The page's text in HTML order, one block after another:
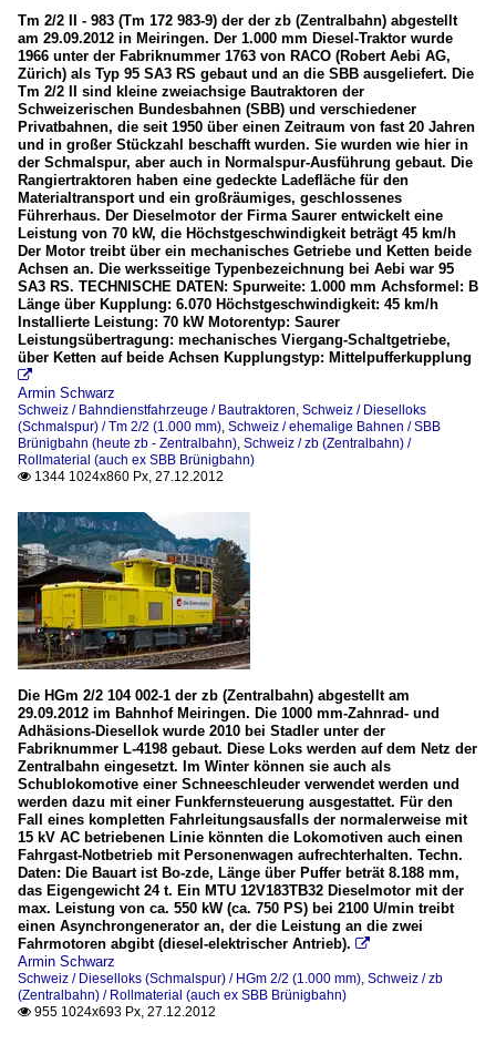
Tm 2/2 II - 983 (Tm 172 983-9) der der zb (Zentralbahn) abgestellt
am 29.09.2012 in Meiringen. Der 1.000 mm Diesel-Traktor wurde
1966 unter der Fabriknummer 1763 von RACO (Robert Aebi AG,
Zürich) als Typ 95 SA3 RS gebaut und an die SBB ausgeliefert. Die
Tm 2/2 II sind kleine zweiachsige Bautraktoren der
Schweizerischen Bundesbahnen (SBB) und verschiedener
Privatbahnen, die seit 1950 über einen Zeitraum von fast 20 Jahren
und in großer Stückzahl beschafft wurden. Sie wurden wie hier in
der Schmalspur, aber auch in Normalspur-Ausführung gebaut. Die
Rangiertraktoren haben eine gedeckte Ladefläche für den
Materialtransport und ein großräumiges, geschlossenes
Führerhaus. Der Dieselmotor der Firma Saurer entwickelt eine
Leistung von 70 kW, die Höchstgeschwindigkeit beträgt 45 km/h
Der Motor treibt über ein mechanisches Getriebe und Ketten beide
Achsen an. Die werksseitige Typenbezeichnung bei Aebi war 95
SA3 RS. TECHNISCHE DATEN: Spurweite: 1.000 mm Achsformel: B
Länge über Kupplung: 6.070 Höchstgeschwindigkeit: 45 km/h
Installierte Leistung: 70 kW Motorentyp: Saurer
Leistungsübertragung: mechanisches Viergang-Schaltgetriebe,
über Ketten auf beide Achsen Kupplungstyp: Mittelpufferkupplung

Armin Schwarz
Schweiz / Bahndienstfahrzeuge / Bautraktoren Schweiz / Dieselloks
(Schmalspur) / Tm 2/2 (1.000 mm) Schweiz / ehemalige Bahnen / SBB
Brünigbahn (heute zb - Zentralbahn) Schweiz / zb (Zentralbahn) /
Rollmaterial (auch ex SBB Brünigbahn)
 1344 1024x860 Px, 27.12.2012
Die HGm 2/2 104 002-1 der zb (Zentralbahn) abgestellt am
29.09.2012 im Bahnhof Meiringen. Die 1000 mm-Zahnrad- und
Adhäsions-Diesellok wurde 2010 bei Stadler unter der
Fabriknummer L-4198 gebaut. Diese Loks werden auf dem Netz der
Zentralbahn eingesetzt. Im Winter können sie auch als
Schublokomotive einer Schneeschleuder verwendet werden und
werden dazu mit einer Funkfernsteuerung ausgestattet. Für den
Fall eines kompletten Fahrleitungsausfalls der normalerweise mit
15 kV AC betriebenen Linie könnten die Lokomotiven auch einen
Fahrgast-Notbetrieb mit Personenwagen aufrechterhalten. Techn.
Daten: Die Bauart ist Bo-zde, Länge über Puffer beträt 8.188 mm,
das Eigengewicht 24 t. Ein MTU 12V183TB32 Dieselmotor mit der
max. Leistung von ca. 550 kW (ca. 750 PS) bei 2100 U/min treibt
einen Asynchrongenerator an, der die Leistung an die zwei
Fahrmotoren abgibt (diesel-elektrischer Antrieb). 
Armin Schwarz
Schweiz / Dieselloks (Schmalspur) / HGm 2/2 (1.000 mm) Schweiz / zb
(Zentralbahn) / Rollmaterial (auch ex SBB Brünigbahn)
 955 1024x693 Px, 27.12.2012